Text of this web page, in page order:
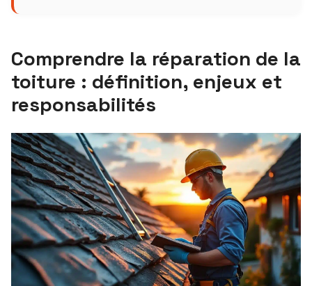
Comprendre la réparation de la
toiture : définition, enjeux et
responsabilités